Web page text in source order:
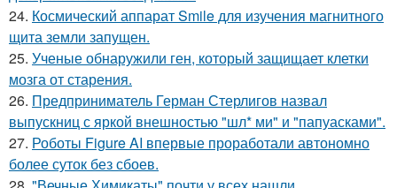
24. Космический аппарат Smile для изучения магнитного
щита земли запущен.
25. Ученые обнаружили ген, который защищает клетки
мозга от старения.
26. Предприниматель Герман Стерлигов назвал
выпускниц с яркой внешностью "шл* ми" и "папуасками".
27. Роботы Figure AI впервые проработали автономно
более суток без сбоев.